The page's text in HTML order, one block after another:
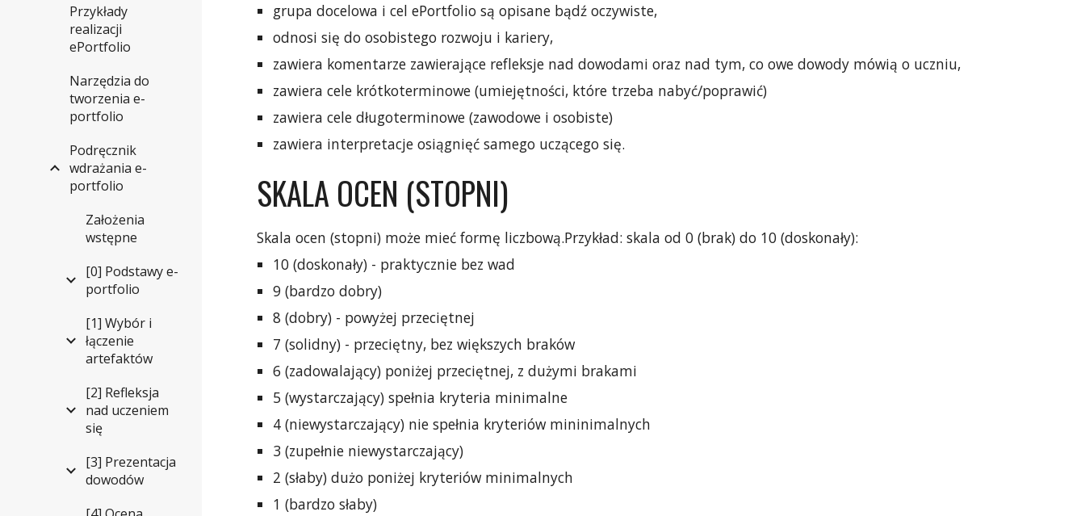
Przykłady
realizacji
ePortfolio
Narzędzia do
tworzenia e-
portfolio
Podręcznik
wdrażania e-
portfolio
Założenia
wstępne
[0] Podstawy e-
portfolio
[1] Wybór i
łączenie
artefaktów
[2] Refleksja
nad uczeniem
się
[3] Prezentacja
dowodów
grupa docelowa i cel ePortfolio są opisane bądź oczywiste,
odnosi się do osobistego rozwoju i kariery,
zawiera komentarze zawierające refleksje nad dowodami oraz nad tym, co owe dowody mówią o uczniu,
zawiera cele krótkoterminowe (umiejętności, które trzeba nabyć/poprawić)
zawiera cele długoterminowe (zawodowe i osobiste)
zawiera interpretacje osiągnięć samego uczącego się.
SKALA OCEN (STOPNI)
Skala ocen (stopni) może mieć formę liczbową.Przykład: skala od 0 (brak) do 10 (doskonały):
10 (doskonały) - praktycznie bez wad
9 (bardzo dobry)
8 (dobry) - powyżej przeciętnej
7 (solidny) - przeciętny, bez większych braków
6 (zadowalający) poniżej przeciętnej, z dużymi brakami
5 (wystarczający) spełnia kryteria minimalne
4 (niewystarczający) nie spełnia kryteriów mininimalnych
3 (zupełnie niewystarczający)
2 (słaby) dużo poniżej kryteriów minimalnych
1 (bardzo słaby)